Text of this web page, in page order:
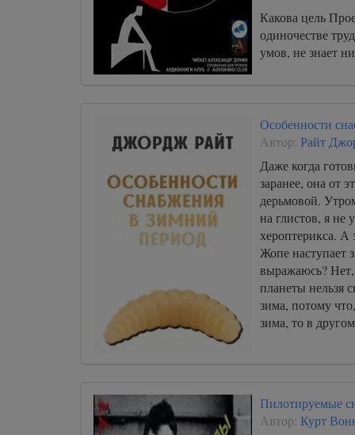
046
Какова цель
одиночестве
умов, не знает
Особенности
Автор: Райт
Даже когда
заранее, она от
дерьмовой.
на глистов, я не
хероптерикса. А
Жопе наступает
выражаюсь?
планеты нельзя
зима, потому
зима, то в
Пилотируемые
Автор: Курт